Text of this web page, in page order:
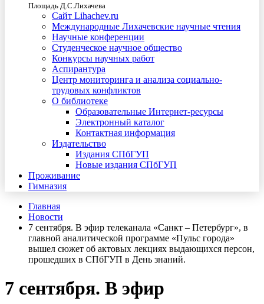
Площадь Д.С.Лихачева
Сайт Lihachev.ru
Международные Лихачевские научные чтения
Научные конференции
Студенческое научное общество
Конкурсы научных работ
Аспирантура
Центр мониторинга и анализа социально-
трудовых конфликтов
О библиотеке
Образовательные Интернет-ресурсы
Электронный каталог
Контактная информация
Издательство
Издания СПбГУП
Новые издания СПбГУП
Проживание
Гимназия
Главная
Новости
7 сентября. В эфир телеканала «Санкт – Петербург», в
главной аналитической программе «Пульс города»
вышел сюжет об актовых лекциях выдающихся персон,
прошедших в СПбГУП в День знаний.
7 сентября. В эфир